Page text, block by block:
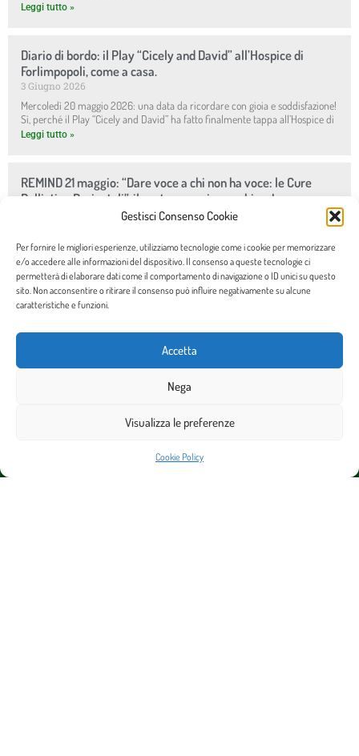
Gestisci Consenso Cookie
Per fornire le migliori esperienze, utilizziamo tecnologie come i cookie per memorizzare
e/o accedere alle informazioni del dispositivo. Il consenso a queste tecnologie ci
permetterà di elaborare dati come il comportamento di navigazione o ID unici su questo
sito. Non acconsentire o ritirare il consenso può influire negativamente su alcune
caratteristiche e funzioni.
Accetta
Nega
Visualizza le preferenze
Cookie Policy
Leggi tutto »
Diario di bordo: il Play “Cicely and David” all’Hospice di
Forlimpopoli, come a casa.
3 Giugno 2026
Mercoledì 20 maggio 2026: una data da ricordare con gioia e soddisfazione!
Sì, perché il Play “Cicely and David” ha fatto finalmente tappa all’Hospice di
Leggi tutto »
REMIND 21 maggio: “Dare voce a chi non ha voce: le Cure
Palliative Perinatali”, il nostro prossimo webinar!
ZOOM – h 17-19 WEBINAR SULLE CURE PALLIATIVE PERINATALI Il tema scelto
è:
Leggi tutto »
Via Giorgina Saffi, 6 – 47121 Forlì (FC)